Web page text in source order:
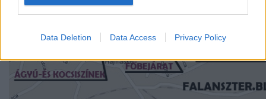
Data Deletion Data Access Privacy Policy